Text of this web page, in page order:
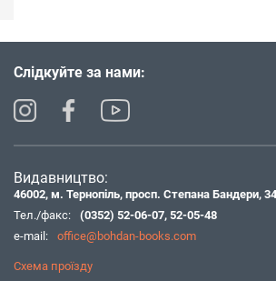
Слідкуйте за нами:
Видавництво:
46002, м. Тернопіль, просп. Степана Бандери,
Тел./факс:
(0352) 52-06-07, 52-05-48
e-mail:
office@bohdan-books.com
Схема проїзду